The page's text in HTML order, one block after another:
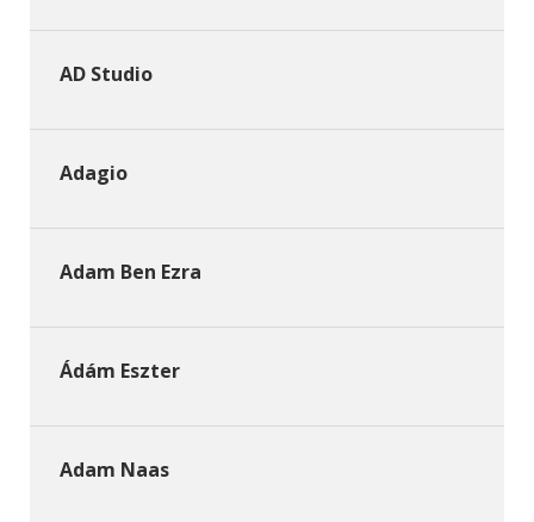
AD Studio
Adagio
Adam Ben Ezra
Ádám Eszter
Adam Naas